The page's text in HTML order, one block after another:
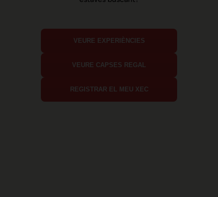
VEURE EXPERIÈNCIES
VEURE CAPSES REGAL
REGISTRAR EL MEU XEC